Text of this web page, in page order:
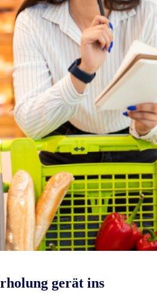
gerät ins